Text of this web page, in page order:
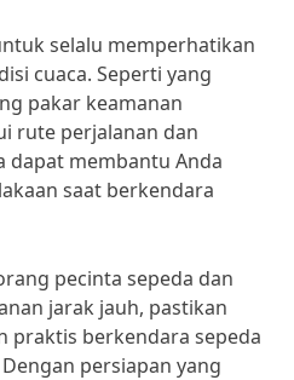
selalu memperhatikan
cuaca. Seperti yang
pakar keamanan
rute perjalanan dan
dapat membantu Anda
saat berkendara
pecinta sepeda dan
jarak jauh, pastikan
praktis berkendara sepeda
persiapan yang